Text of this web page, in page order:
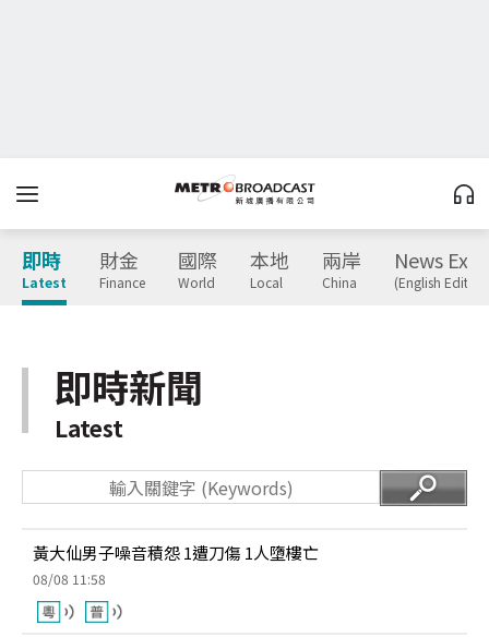
即時
Latest
財金
Finance
國際
World
本地
Local
兩岸
China
News
(English
即時新聞
Latest
黃大仙男子噪音積怨 1遭刀傷 1人墮樓亡
08/08 11:58